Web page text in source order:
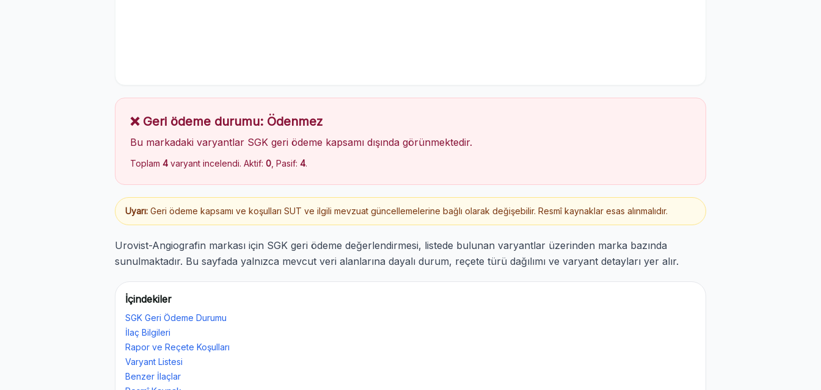
❌ Geri ödeme durumu: Ödenmez
Bu markadaki varyantlar SGK geri ödeme kapsamı dışında görünmektedir.
Toplam 4 varyant incelendi. Aktif: 0 , Pasif: 4.
Uyarı: Geri ödeme kapsamı ve koşulları SUT ve ilgili mevzuat güncellemelerine bağlı olarak değişebilir. Resmî kaynaklar esas alınmalıdır.
Urovist-Angiografin markası için SGK geri ödeme değerlendirmesi, listede bulunan varyantlar üzerinden marka bazında
sunulmaktadır. Bu sayfada yalnızca mevcut veri alanlarına dayalı durum, reçete türü dağılımı ve varyant detayları yer alır.
İçindekiler
SGK Geri Ödeme Durumu
İlaç Bilgileri
Rapor ve Reçete Koşulları
Varyant Listesi
Benzer İlaçlar